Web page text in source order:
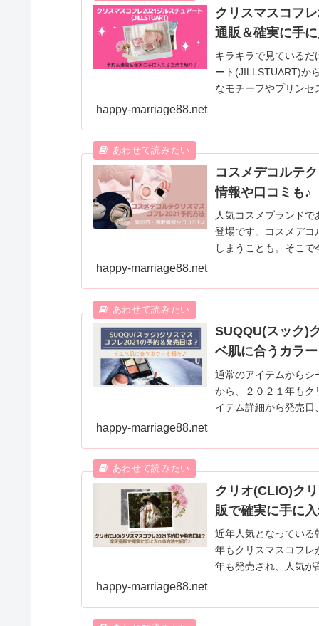
クリスマスコフ
通販＆確実に手
キラキラで見ている
ート(JILLSTUART)か
なモチーフやプリンセ
happy-marriage88.net
コスメデコルテ
情報や口コミも♪
人気コスメブランド
登場です。コスメデコ
しまうことも。そこで
happy-marriage88.net
SUQQU(スック)
ベ肌に合うカラ
通常のアイテムからシ
から、２０２１年もク
イテム詳細から発売日
happy-marriage88.net
クリオ(CLIO)ク
販で確実に手に
近年人気となっている
年もクリスマスコフレ
年も発売され、人気が
happy-marriage88.net